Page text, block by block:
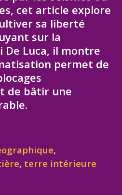
cet article explore
sa liberté
sur la
De Luca, il montre
permet de
de bâtir une
,
, terre intérieure